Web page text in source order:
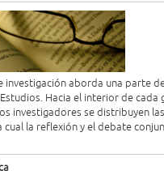
investigación aborda una parte
Hacia el interior de cada
investigadores se distribuyen
cual la reflexión y el debate